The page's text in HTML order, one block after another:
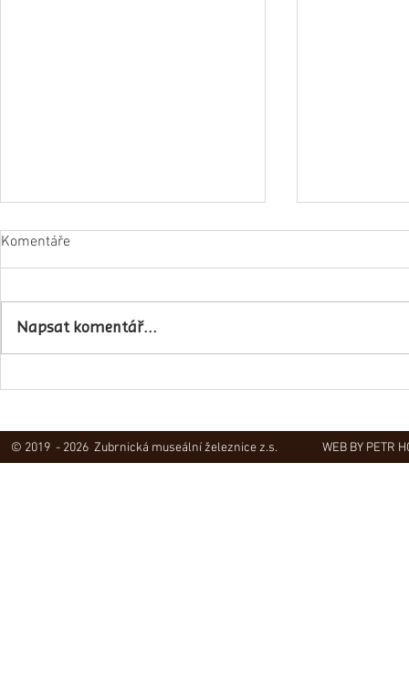
Komentáře
Napsat komentář...
© 2019 - 2026 Zubrnická museální železnice z.s. WEB BY